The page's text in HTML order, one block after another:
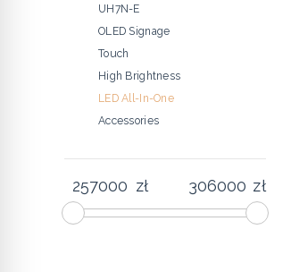
UH7N-E
OLED Signage
Touch
High Brightness
LED All-In-One
Accessories
zł zł